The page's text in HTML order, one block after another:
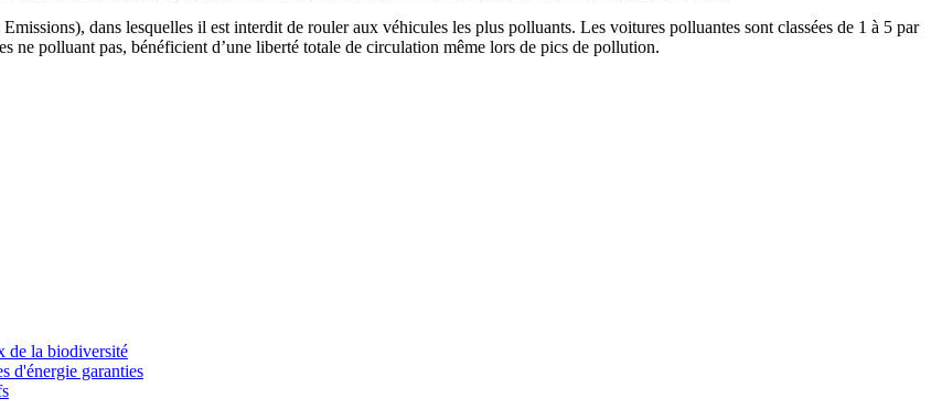
dans lesquelles il est interdit de rouler aux véhicules les plus polluants. Les voitures polluantes sont classées de 1 à 5 par
ne polluant pas, bénéficient d’une liberté totale de circulation même lors de pics de pollution.
de la biodiversité
d'énergie garanties